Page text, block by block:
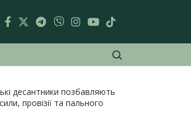
десантники позбавляють
провізії та пального